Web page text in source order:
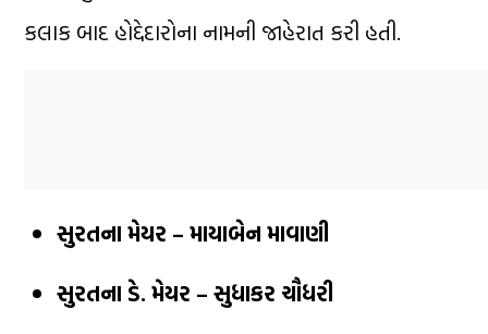
કલાક બાદ હોદ્દેદારોના નામની જાહેરાત કરી હતી.
સુરતના મેયર – માયાબેન માવાણી
સુરતના ડે. મેયર – સુધાકર ચૌધરી